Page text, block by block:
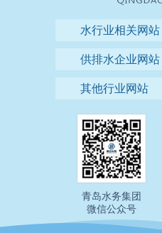
水行业相关网站
供排水企业网站
其他行业网站
青岛水务集团
微信公众号